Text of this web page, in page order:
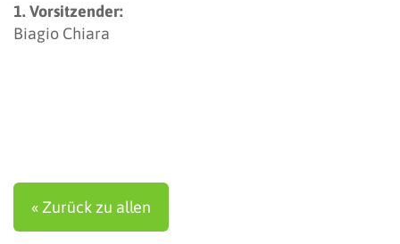
1. Vorsitzender:
Biagio Chiara
« Zurück zu allen